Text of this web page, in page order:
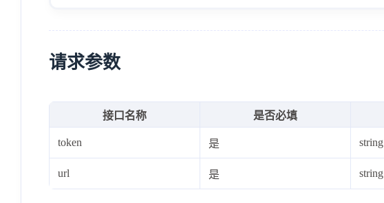
请求参数
接口名称 是否必填
token 是 string
url 是 string